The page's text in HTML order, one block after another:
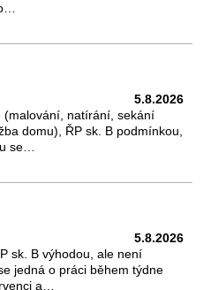
5.8.2026
(malování, natírání, sekání
domu), ŘP sk. B podmínkou,
se…
5.8.2026
sk. B výhodou, ale není
jedná o práci během týdne
a…